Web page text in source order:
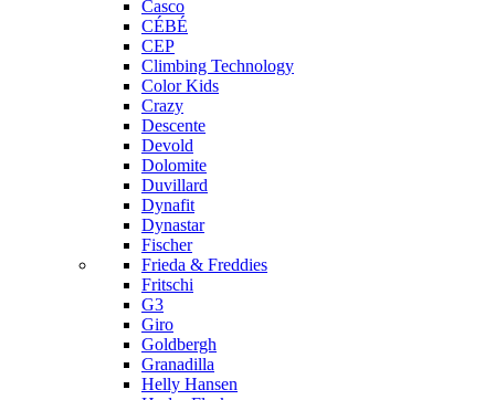
Casco
CÉBÉ
CEP
Climbing Technology
Color Kids
Crazy
Descente
Devold
Dolomite
Duvillard
Dynafit
Dynastar
Fischer
Frieda & Freddies
Fritschi
G3
Giro
Goldbergh
Granadilla
Helly Hansen